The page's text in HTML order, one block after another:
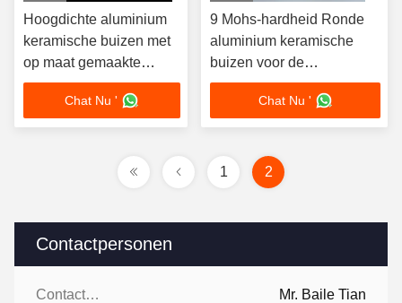
Contactpersonen
Contactpersonen: Mr. Baile Tian
Hoogdichte aluminium
keramische buizen met
op maat gemaakte
ontwerpmogelijkheden
en 9 Mohs hardheid
Chat Nu '
9 Mohs-hardheid Ronde
aluminium keramische
buizen voor de
halfgeleiderindustrie
Chat Nu '
1 2